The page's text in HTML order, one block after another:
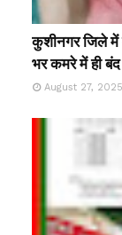
कुशीनगर जिले में
भर कमरे में ही बंद
August 27, 2025